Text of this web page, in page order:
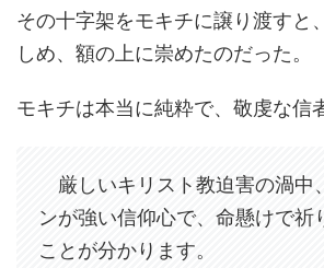
その十字架をモキチに譲り渡すと
しめ、額の上に崇めたのだった。
モキチは本当に純粋で、敬虔な信
厳しいキリスト教迫害の渦中
ンが強い信仰心で、命懸けで祈
ことが分かります。